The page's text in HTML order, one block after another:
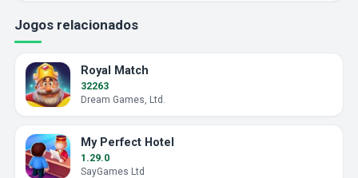
Jogos relacionados
Royal Match
32263
Dream Games, Ltd.
My Perfect Hotel
1.29.0
SayGames Ltd